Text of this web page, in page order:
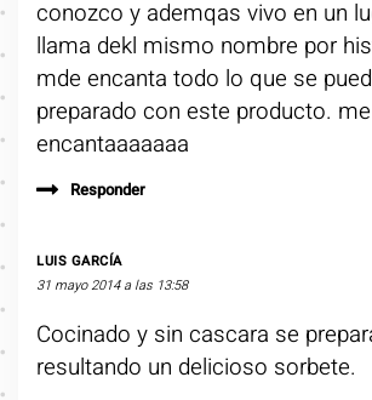
conozco y ademqas vivo en un
llama dekl mismo nombre por
mde encanta todo lo que se
preparado con este producto. me
encantaaaaaaa
Responder
LUIS GARCÍA
31 mayo 2014 a las 13:58
Cocinado y sin cascara se
resultando un delicioso sorbete.